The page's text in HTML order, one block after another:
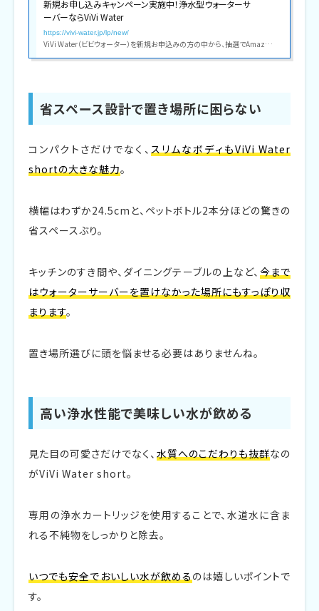
新規お申し込みキャンペーン実施中！浄水型ウォーターサ
ーバーならViVi Water
https://vivi-water.jp/lp/new/
ViVi Water（ビビウォーター）を新規お申込みの方の中から、抽選でAmazonギフト券が当たるお得なキャンペーンを実施中。明日をつくる ViVi Water がここちよいウォーターサーバー体験を提供します。
省スペース設計で置き場所に困らない
コンパクトさだけでなく、 スリムなボディもViVi Water
shortの大きな魅力。
横幅はわずか24.5cmと、ペットボトル2本分ほどの驚きの
省スペースぶり。
キッチンのすき間や、ダイニングテーブルの上など、 今まで
はウォーターサーバーを置けなかった場所にもすっぽり収
まります。
置き場所選びに頭を悩ませる必要はありませんね。
高い浄水性能で美味しい水が飲める
見た目の可愛さだけでなく、 水質へのこだわりも抜群なの
がViVi Water short。
専用の浄水カートリッジを使用することで、水道水に含ま
れる不純物をしっかりと除去。
いつでも安全でおいしい水が飲める のは嬉しいポイントで
す。